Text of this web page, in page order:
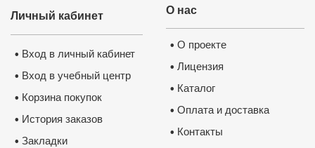
О нас
• О проекте
• Лицензия
• Каталог
• Оплата и доставка
• Контакты
Личный кабинет
• Вход в личный кабинет
• Вход в учебный центр
• Корзина покупок
• История заказов
• Закладки